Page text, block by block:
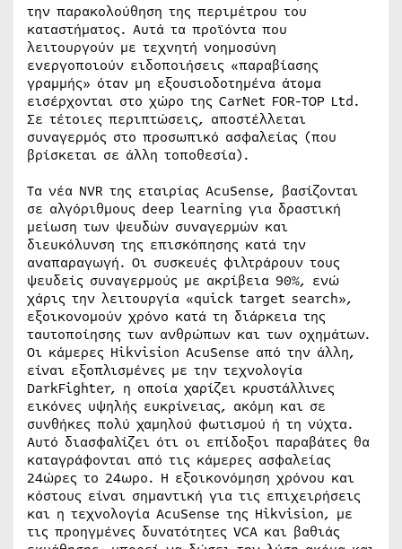
την παρακολούθηση της περιμέτρου του
καταστήματος. Αυτά τα προϊόντα που
λειτουργούν με τεχνητή νοημοσύνη
ενεργοποιούν ειδοποιήσεις «παραβίασης
γραμμής» όταν μη εξουσιοδοτημένα άτομα
εισέρχονται στο χώρο της CarNet FOR-TOP Ltd.
Σε τέτοιες περιπτώσεις, αποστέλλεται
συναγερμός στο προσωπικό ασφαλείας (που
βρίσκεται σε άλλη τοποθεσία).
Τα νέα NVR της εταιρίας AcuSense, βασίζονται
σε αλγόριθμους deep learning για δραστική
μείωση των ψευδών συναγερμών και
διευκόλυνση της επισκόπησης κατά την
αναπαραγωγή. Οι συσκευές φιλτράρουν τους
ψευδείς συναγερμούς με ακρίβεια 90%, ενώ
χάρις την λειτουργία «quick target search»,
εξοικονομούν χρόνο κατά τη διάρκεια της
ταυτοποίησης των ανθρώπων και των οχημάτων.
Οι κάμερες Hikvision AcuSense από την άλλη,
είναι εξοπλισμένες με την τεχνολογία
DarkFighter, η οποία χαρίζει κρυστάλλινες
εικόνες υψηλής ευκρίνειας, ακόμη και σε
συνθήκες πολύ χαμηλού φωτισμού ή τη νύχτα.
Αυτό διασφαλίζει ότι οι επίδοξοι παραβάτες θα
καταγράφονται από τις κάμερες ασφαλείας
24ώρες το 24ωρο. Η εξοικονόμηση χρόνου και
κόστους είναι σημαντική για τις επιχειρήσεις
και η τεχνολογία AcuSense της Hikvision, με
τις προηγμένες δυνατότητες VCA και βαθιάς